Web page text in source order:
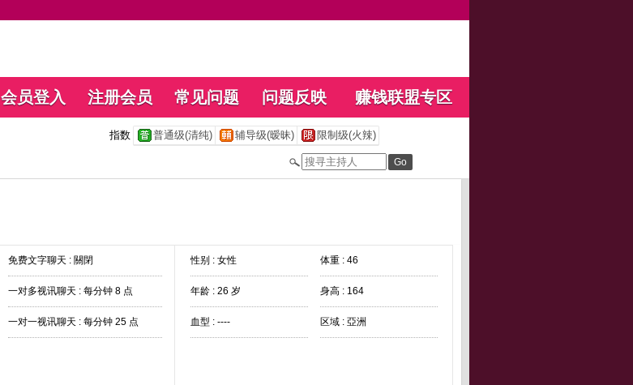
会员登入 注册会员 常见问题 问题反映 赚钱联盟专区
指数 普通级(清纯) 辅导级(暧昧) 限制级(火辣)
免费文字聊天 : 關閉
一对多视讯聊天 : 每分钟 8 点
一对一视讯聊天 : 每分钟 25 点
性别 : 女性 体重 : 46
年龄 : 26 岁 身高 : 164
血型 : ---- 区域 : 亞洲